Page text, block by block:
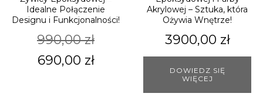
Idealne Połączenie
Designu i Funkcjonalności!
990,00zł
Pierwotna
690,00 złAktualna
Akrylowej – Sztuka, która
Ożywia Wnętrze!
3900,00 zł
DOWIEDZ SIĘ
WIĘCEJ